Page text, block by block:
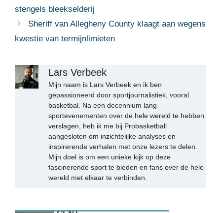
stengels bleekselderij
Sheriff van Allegheny County klaagt aan wegens
kwestie van termijnlimieten
Lars Verbeek
Mijn naam is Lars Verbeek en ik ben
gepassioneerd door sportjournalistiek, vooral
basketbal. Na een decennium lang
sportevenementen over de hele wereld te hebben
verslagen, heb ik me bij Probasketball
aangesloten om inzichtelijke analyses en
inspirerende verhalen met onze lezers te delen.
Mijn doel is om een unieke kijk op deze
fascinerende sport te bieden en fans over de hele
wereld met elkaar te verbinden.